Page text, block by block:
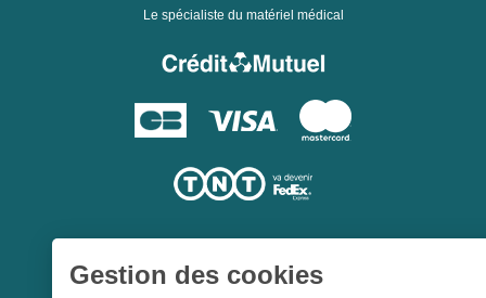
Le spécialiste du matériel médical
Gestion des cookies